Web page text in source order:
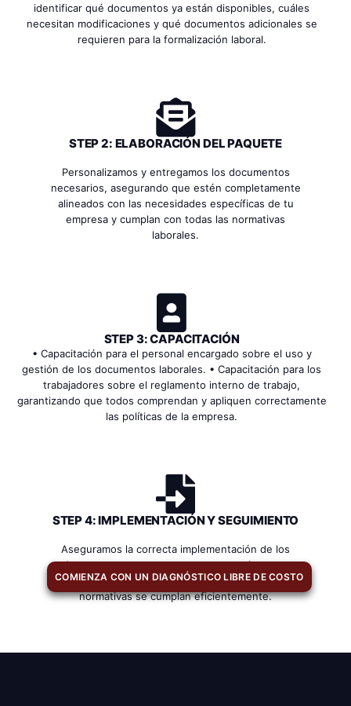
identificar qué documentos ya están disponibles, cuáles
necesitan modificaciones y qué documentos adicionales se
requieren para la formalización laboral.
STEP 2: ELABORACIÓN DEL PAQUETE
Personalizamos y entregamos los documentos
necesarios, asegurando que estén completamente
alineados con las necesidades específicas de tu
empresa y cumplan con todas las normativas
laborales.
STEP 3: CAPACITACIÓN
• Capacitación para el personal encargado sobre el uso y
gestión de los documentos laborales. • Capacitación para los
trabajadores sobre el reglamento interno de trabajo,
garantizando que todos comprendan y apliquen correctamente
las políticas de la empresa.
STEP 4: IMPLEMENTACIÓN Y SEGUIMIENTO
Aseguramos la correcta implementación de los
documentos en tu empresa y proporcionamos
seguimiento continuo para garantizar que todas las
normativas se cumplan eficientemente.
COMIENZA CON UN DIAGNÓSTICO LIBRE DE COSTO